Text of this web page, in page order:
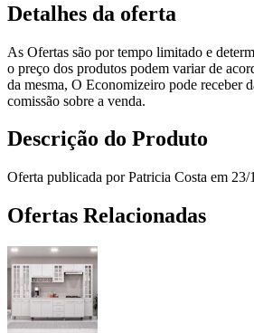
Detalhes da oferta
As Ofertas são por tempo limitado e
o preço dos produtos podem variar de
da mesma, O Economizeiro pode receber
comissão sobre a venda.
Descrição do Produto
Oferta publicada por Patricia Costa em 23/
Ofertas Relacionadas